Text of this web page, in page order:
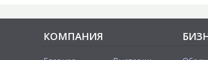
КОМПАНИЯ